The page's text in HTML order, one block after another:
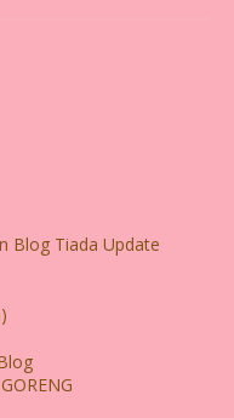
Blog Tiada Update